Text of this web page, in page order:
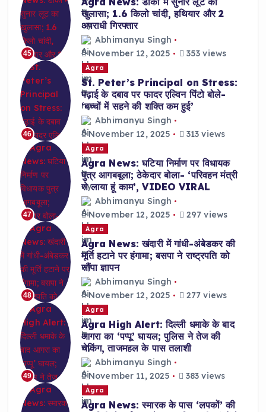
45
खुलासा; 1.6 किलो चांदी, हथियार और 2
अपराधी गिरफ्तार
Abhimanyu Singh
November 12, 2025
353 views
46
Agra
St. Peter’s Principal on Stress:
पढ़ाई के दबाव पर फादर एल्विन पिंटो बोले-
‘बच्चों में सहने की शक्ति कम हुई’
Abhimanyu Singh
November 12, 2025
313 views
47
Agra
Agra News: घटिया निर्माण पर विधायक
पुत्र आगबबूला; ठेकेदार बोला- ‘परिवहन मंत्री
से लाया हूं काम’, VIDEO VIRAL
Abhimanyu Singh
November 12, 2025
297 views
48
Agra
Agra News: खंदारी में गांधी-अंबेडकर की
मूर्ति हटाने पर हंगामा; बसपा ने राष्ट्रपति को
सौंपा ज्ञापन
Abhimanyu Singh
November 12, 2025
277 views
49
Agra
Agra High Alert: दिल्ली धमाके के बाद
आगरा का ‘पप्पू’ घायल; पुलिस ने तेज की
चेकिंग, ताजमहल के पास तलाशी
Abhimanyu Singh
November 11, 2025
383 views
Agra
Agra News: स्मारक के पास ‘लपकों’ की